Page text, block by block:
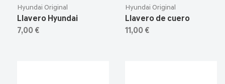
Hyundai Original
Llavero Hyundai
7,00 €
Hyundai Original
Llavero de cuero
11,00 €